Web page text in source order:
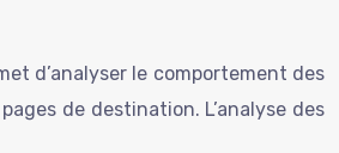
d’analyser le comportement des
de destination. L’analyse des